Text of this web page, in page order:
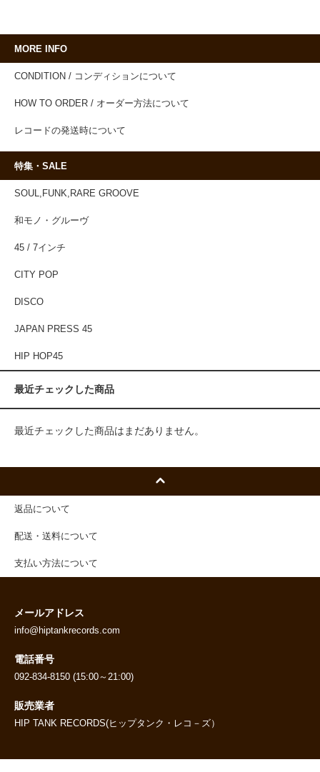
MORE INFO
CONDITION / コンディションについて
HOW TO ORDER / オーダー方法について
レコードの発送時について
特集・SALE
SOUL,FUNK,RARE GROOVE
和モノ・グルーヴ
45 / 7インチ
CITY POP
DISCO
JAPAN PRESS 45
HIP HOP45
最近チェックした商品
最近チェックした商品はまだありません。
返品について
配送・送料について
支払い方法について
メールアドレス
info@hiptankrecords.com
電話番号
092-834-8150 (15:00～21:00)
販売業者
HIP TANK RECORDS(ヒップタンク・レコ－ズ）